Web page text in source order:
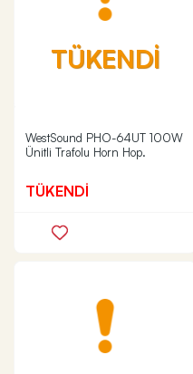
TÜKENDİ
WestSound PHO-64UT 100W
Ünitli Trafolu Horn Hop.
TÜKENDİ